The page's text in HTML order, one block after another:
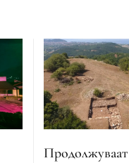
Продолжуваат